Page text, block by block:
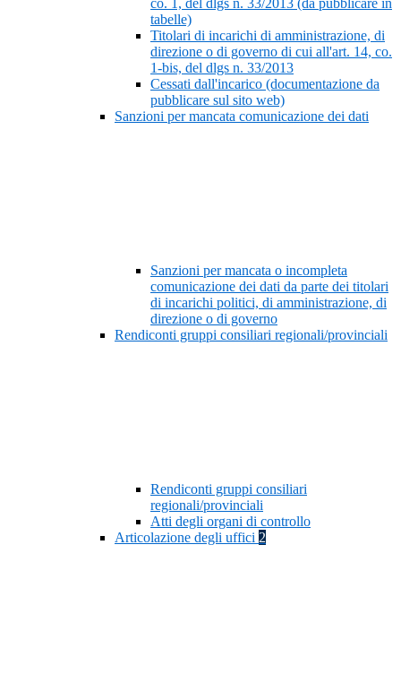
co. 1, del dlgs n. 33/2013 (da pubblicare in
tabelle)
Titolari di incarichi di amministrazione, di
direzione o di governo di cui all'art. 14, co.
1-bis, del dlgs n. 33/2013
Cessati dall'incarico (documentazione da
pubblicare sul sito web)
Sanzioni per mancata comunicazione dei dati
Sanzioni per mancata o incompleta
comunicazione dei dati da parte dei titolari
di incarichi politici, di amministrazione, di
direzione o di governo
Rendiconti gruppi consiliari regionali/provinciali
Rendiconti gruppi consiliari
regionali/provinciali
Atti degli organi di controllo
Articolazione degli uffici 2